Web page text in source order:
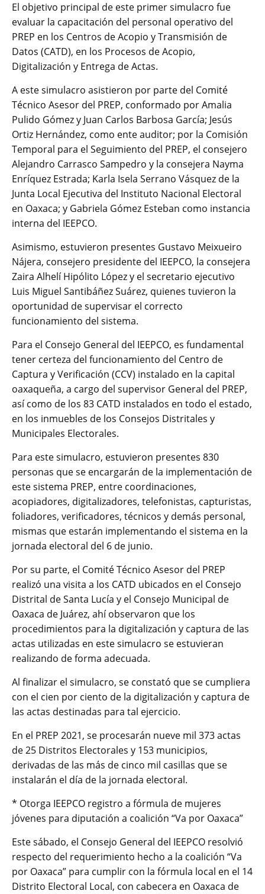
El objetivo principal de este primer simulacro fue
evaluar la capacitación del personal operativo del
PREP en los Centros de Acopio y Transmisión de
Datos (CATD), en los Procesos de Acopio,
Digitalización y Entrega de Actas.
A este simulacro asistieron por parte del Comité
Técnico Asesor del PREP, conformado por Amalia
Pulido Gómez y Juan Carlos Barbosa García; Jesús
Ortiz Hernández, como ente auditor; por la Comisión
Temporal para el Seguimiento del PREP, el consejero
Alejandro Carrasco Sampedro y la consejera Nayma
Enríquez Estrada; Karla Isela Serrano Vásquez de la
Junta Local Ejecutiva del Instituto Nacional Electoral
en Oaxaca; y Gabriela Gómez Esteban como instancia
interna del IEEPCO.
Asimismo, estuvieron presentes Gustavo Meixueiro
Nájera, consejero presidente del IEEPCO, la consejera
Zaira Alhelí Hipólito López y el secretario ejecutivo
Luis Miguel Santibáñez Suárez, quienes tuvieron la
oportunidad de supervisar el correcto
funcionamiento del sistema.
Para el Consejo General del IEEPCO, es fundamental
tener certeza del funcionamiento del Centro de
Captura y Verificación (CCV) instalado en la capital
oaxaqueña, a cargo del supervisor General del PREP,
así como de los 83 CATD instalados en todo el estado,
en los inmuebles de los Consejos Distritales y
Municipales Electorales.
Para este simulacro, estuvieron presentes 830
personas que se encargarán de la implementación de
este sistema PREP, entre coordinaciones,
acopiadores, digitalizadores, telefonistas, capturistas,
foliadores, verificadores, técnicos y demás personal,
mismas que estarán implementando el sistema en la
jornada electoral del 6 de junio.
Por su parte, el Comité Técnico Asesor del PREP
realizó una visita a los CATD ubicados en el Consejo
Distrital de Santa Lucía y el Consejo Municipal de
Oaxaca de Juárez, ahí observaron que los
procedimientos para la digitalización y captura de las
actas utilizadas en este simulacro se estuvieran
realizando de forma adecuada.
Al finalizar el simulacro, se constató que se cumpliera
con el cien por ciento de la digitalización y captura de
las actas destinadas para tal ejercicio.
En el PREP 2021, se procesarán nueve mil 373 actas
de 25 Distritos Electorales y 153 municipios,
derivadas de las más de cinco mil casillas que se
instalarán el día de la jornada electoral.
* Otorga IEEPCO registro a fórmula de mujeres
jóvenes para diputación a coalición “Va por Oaxaca”
Este sábado, el Consejo General del IEEPCO resolvió
respecto del requerimiento hecho a la coalición “Va
por Oaxaca” para cumplir con la fórmula local en el 14
Distrito Electoral Local, con cabecera en Oaxaca de